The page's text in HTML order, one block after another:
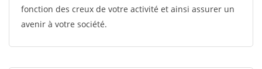
fonction des creux de votre activité et ainsi assurer un
avenir à votre société.